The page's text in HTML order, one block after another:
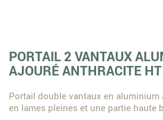
PORTAIL 2 VANTAUX
AJOURÉ ANTHRACITE
Portail double vantaux en aluminium
en lames pleines et une partie haute